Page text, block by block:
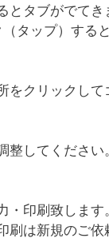
タブがでてき
タップ）する
をクリックして
してください
印刷致します
刷は新規のご依